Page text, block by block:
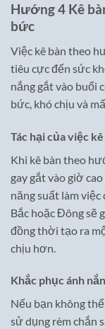
Hướng 4 Kê
bức
Việc kê bàn theo
tiêu cực đến sức
nắng gắt vào buổi
bức, khó chịu và
Tác hại của việc
Khi kê bàn theo
gay gắt vào giờ
năng suất làm việc
Bắc hoặc Đông sẽ
đồng thời tạo ra
chịu hơn.
Khắc phục ánh
Nếu bạn không
sử dụng rèm chắn